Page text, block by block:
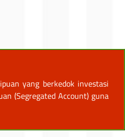
yang berkedok investasi
(Segregated Account) guna